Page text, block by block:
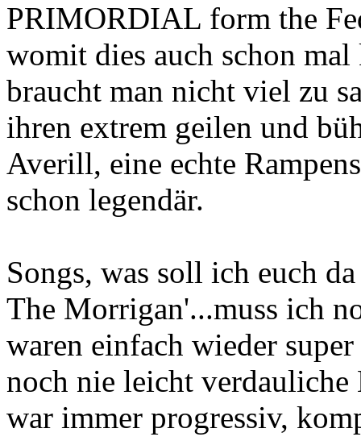
PRIMORDIAL form the
womit dies auch schon
braucht man nicht viel zu
ihren extrem geilen und
Averill, eine echte
schon legendär.
Songs, was soll ich euch
The Morrigan'...muss ich
waren einfach wieder
noch nie leicht verdauliche
war immer progressiv,